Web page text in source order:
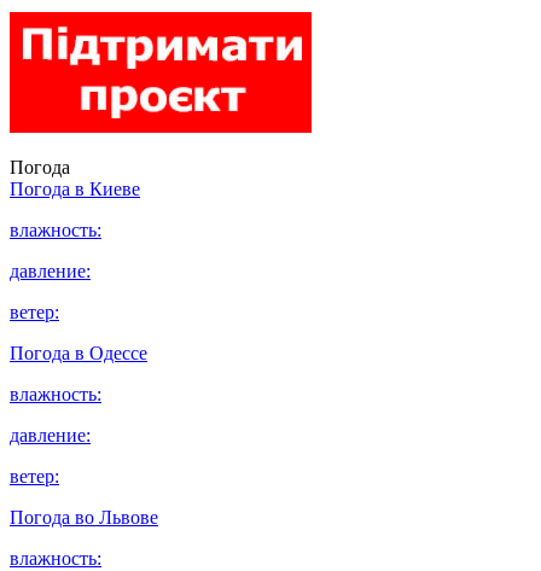
Погода
Погода в Киеве
влажность:
давление:
ветер:
Погода в Одессе
влажность:
давление:
ветер:
Погода во Львове
влажность: